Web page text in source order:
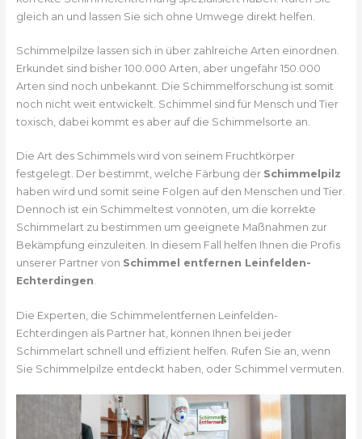
gleich an und lassen Sie sich ohne Umwege direkt helfen.
Schimmelpilze lassen sich in über zahlreiche Arten einordnen.
Erkundet sind bisher 100.000 Arten, aber ungefähr 150.000
Arten sind noch unbekannt. Die Schimmelforschung ist somit
noch nicht weit entwickelt. Schimmel sind für Mensch und Tier
toxisch, dabei kommt es aber auf die Schimmelsorte an.
Die Art des Schimmels wird von seinem Fruchtkörper
festgelegt. Der bestimmt, welche Färbung der Schimmelpilz
haben wird und somit seine Folgen auf den Menschen und Tier.
Dennoch ist ein Schimmeltest vonnöten, um die korrekte
Schimmelart zu bestimmen um geeignete Maßnahmen zur
Bekämpfung einzuleiten. In diesem Fall helfen Ihnen die Profis
unserer Partner von Schimmel entfernen Leinfelden-
Echterdingen.
Die Experten, die Schimmelentfernen Leinfelden-
Echterdingen als Partner hat, können Ihnen bei jeder
Schimmelart schnell und effizient helfen. Rufen Sie an, wenn
Sie Schimmelpilze entdeckt haben, oder Schimmel vermuten.